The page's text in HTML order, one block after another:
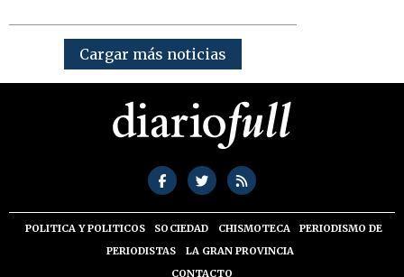
Cargar más noticias
POLITICA Y POLITICOS SOCIEDAD CHISMOTECA
PERIODISMO DE
PERIODISTAS
LA GRAN PROVINCIA
CONTACTO